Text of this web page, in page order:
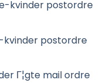
kvinder postordre
postordre
Г¦gte mail ordre